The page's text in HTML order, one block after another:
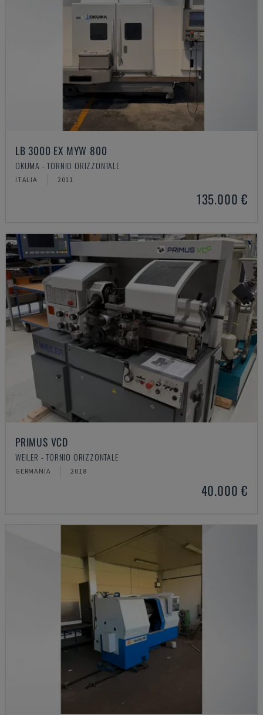
LB 3000 EX MYW 800
OKUMA - TORNIO ORIZZONTALE
ITALIA 2011
135.000 €
PRIMUS VCD
WEILER - TORNIO ORIZZONTALE
GERMANIA 2018
40.000 €